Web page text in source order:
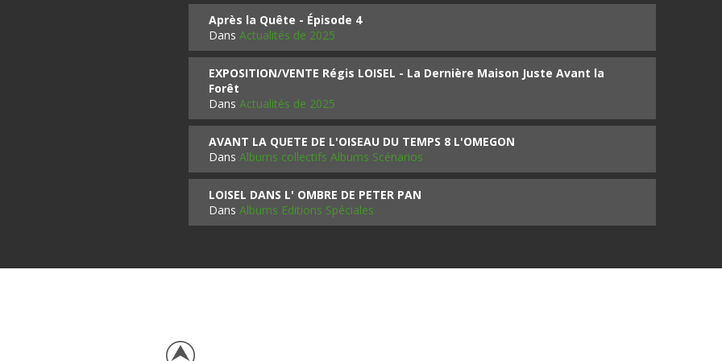
Après la Quête - Épisode 4
Dans Actualités de 2025
EXPOSITION/VENTE Régis LOISEL - La Dernière Maison Juste Avant la
Forêt
Dans Actualités de 2025
AVANT LA QUETE DE L'OISEAU DU TEMPS 8 L'OMEGON
Dans Albums collectifs Albums Scénarios
LOISEL DANS L' OMBRE DE PETER PAN
Dans Albums Editions Spéciales